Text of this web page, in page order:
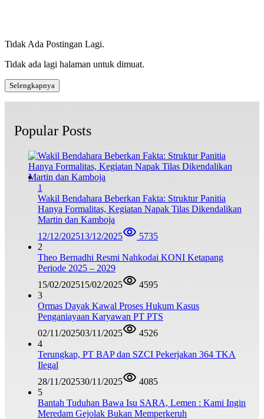
Tidak Ada Postingan Lagi.
Tidak ada lagi halaman untuk dimuat.
Selengkapnya
Popular Posts
1
Wakil Bendahara Beberkan Fakta: Struktur Panitia
Hanya Formalitas, Kegiatan Napak Tilas Dikendalikan
Martin dan Kamboja
12/12/202513/12/2025
5735
2
Theo Bernadhi Resmi Nahkodai KONI Ketapang
Periode 2025 – 2029
15/02/202515/02/2025
4595
3
Ormas Dayak Kawal Proses Hukum Kasus
Penganiayaan Karyawan PT PTS
02/11/202503/11/2025
4526
4
Terungkap, PT BAP dan SZCI Pekerjakan 364 TKA
Ilegal
28/11/202530/11/2025
4085
5
Bantah Tuduhan Bawa Isu SARA, Lemen : Kami Ingin
Meredam Gejolak Bukan Memperkeruh